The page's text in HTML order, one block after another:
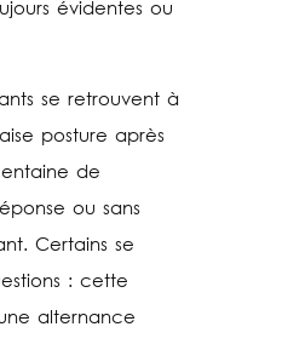
évidentes ou
se retrouvent à
posture après
de
ou sans
Certains se
: cette
alternance